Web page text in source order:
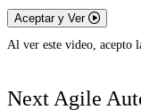
Aceptar y Ver
Al ver este video, acepto
Next Agile